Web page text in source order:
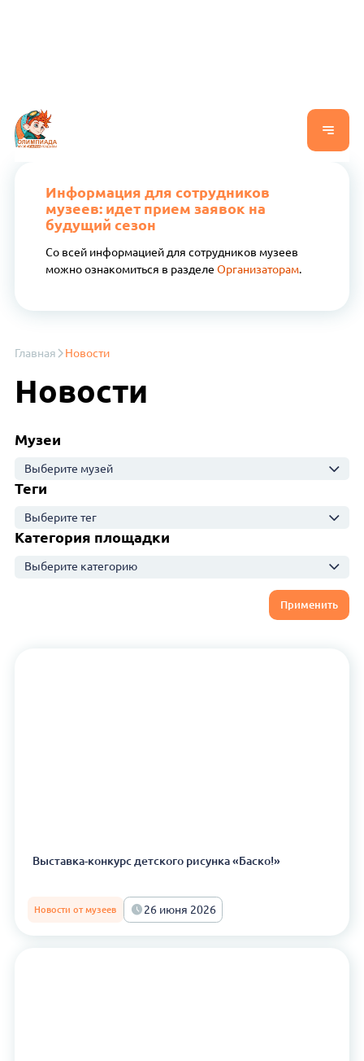
Информация для сотрудников
музеев: идет прием заявок на
будущий сезон
Со всей информацией для сотрудников музеев
можно ознакомиться в разделе Организаторам.
Главная Новости
Новости
Музеи
Выберите музей
Теги
Выберите тег
Категория площадки
Выберите категорию
Применить
Выставка-конкурс детского рисунка «Баско!»
Новости от музеев 26 июня 2026